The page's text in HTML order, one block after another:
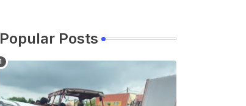
Popular Posts